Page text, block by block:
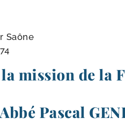
Saône
mission de la
Pascal